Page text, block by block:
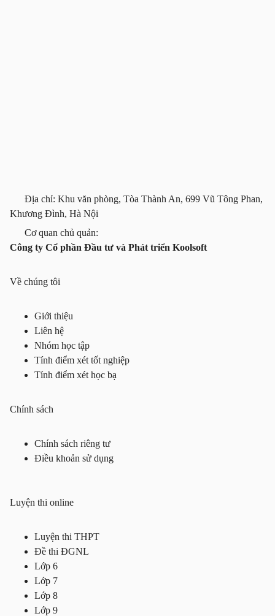
Địa chỉ: Khu văn phòng, Tòa Thành An, 699 Vũ Tông Phan,
Khương Đình, Hà Nội
Cơ quan chủ quản:
Công ty Cổ phần Đầu tư và Phát triển Koolsoft
Về chúng tôi
Giới thiệu
Liên hệ
Nhóm học tập
Tính điểm xét tốt nghiệp
Tính điểm xét học bạ
Chính sách
Chính sách riêng tư
Điều khoản sử dụng
Luyện thi online
Luyện thi THPT
Đề thi ĐGNL
Lớp 6
Lớp 7
Lớp 8
Lớp 9